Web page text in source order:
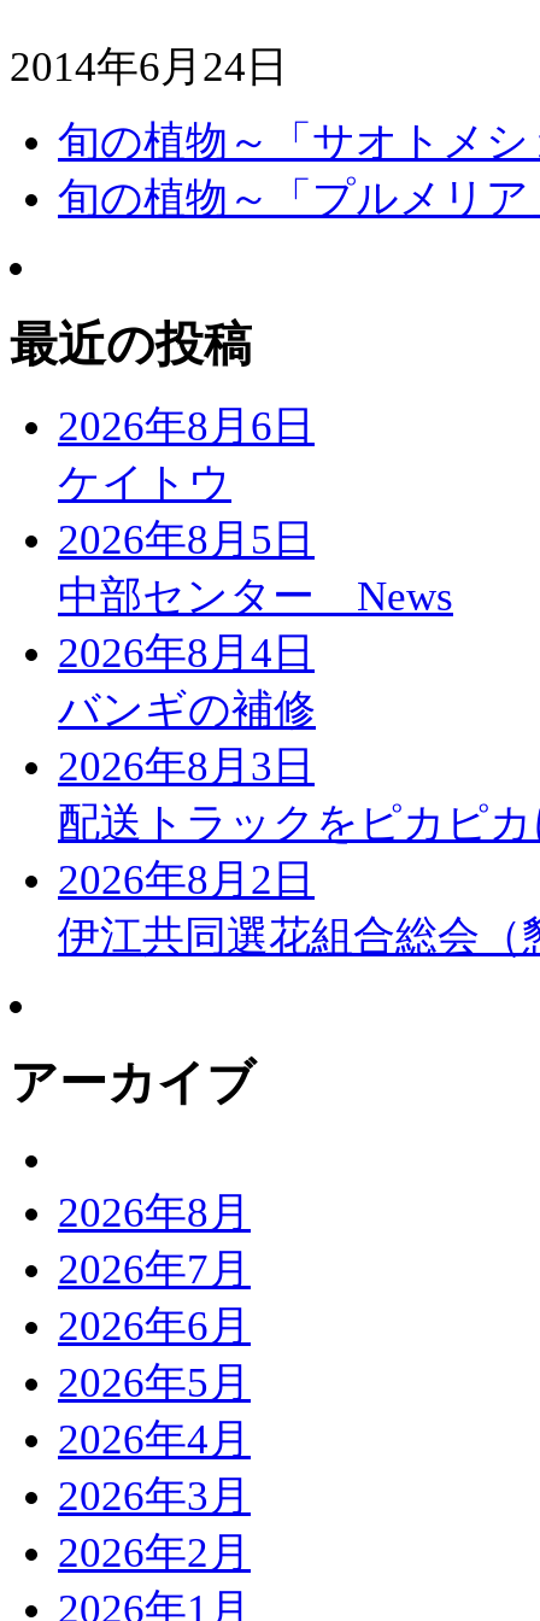
2014年6月24日
旬の植物～「サオトメ
旬の植物～「プルメリア
最近の投稿
2026年8月6日
ケイトウ
2026年8月5日
中部センター News
2026年8月4日
バンギの補修
2026年8月3日
配送トラックをピカピカ
2026年8月2日
伊江共同選花組合総会（
アーカイブ
2026年8月
2026年7月
2026年6月
2026年5月
2026年4月
2026年3月
2026年2月
2026年1月